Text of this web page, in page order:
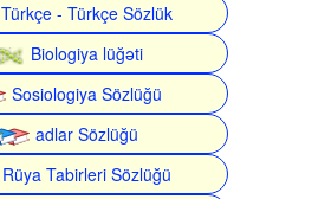
Türkçe - Türkçe Sözlük
Biologiya lüğəti
Sosiologiya Sözlüğü
adlar Sözlüğü
Rüya Tabirleri Sözlüğü